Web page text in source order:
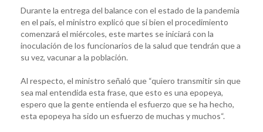
Durante la entrega del balance con el estado de la pandemia
en el país, el ministro explicó que si bien el procedimiento
comenzará el miércoles, este martes se iniciará con la
inoculación de los funcionarios de la salud que tendrán que a
su vez, vacunar a la población.
Al respecto, el ministro señaló que “quiero transmitir sin que
sea mal entendida esta frase, que esto es una epopeya,
espero que la gente entienda el esfuerzo que se ha hecho,
esta epopeya ha sido un esfuerzo de muchas y muchos“.